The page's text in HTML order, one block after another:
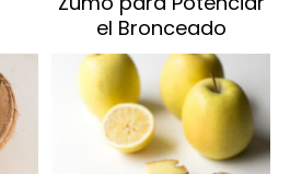
el Bronceado